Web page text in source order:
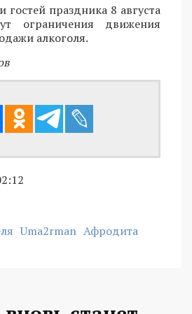
гостей праздника 8 августа
ограничения движения
алкоголя.
Uma2rman Афродита